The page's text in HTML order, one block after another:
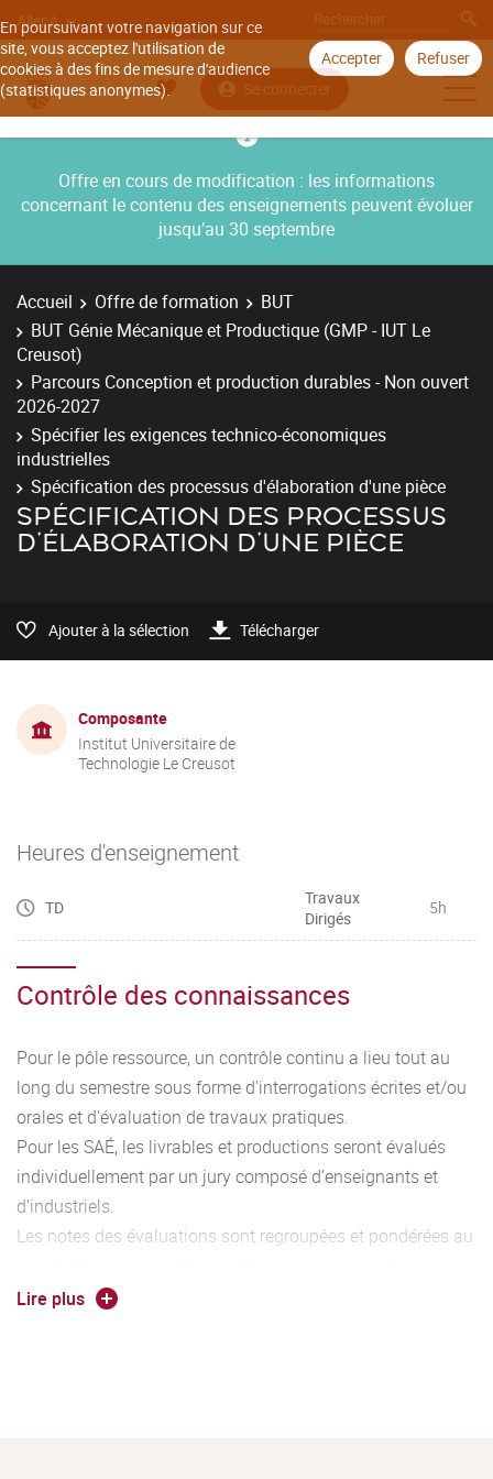
En poursuivant votre navigation sur ce
site, vous acceptez l'utilisation de
cookies à des fins de mesure d'audience
(statistiques anonymes).
Accepter Refuser
Aller à
Se connecter
Offre en cours de modification : les informations
concernant le contenu des enseignements peuvent évoluer
jusqu’au 30 septembre
Accueil Offre de formation
BUT
BUT Génie Mécanique et Productique (GMP - IUT Le
Creusot)
Parcours Conception et production durables - Non ouvert
2026-2027
Spécifier les exigences technico-économiques
industrielles
Spécification des processus d'élaboration d'une pièce
SPÉCIFICATION DES PROCESSUS
D'ÉLABORATION D'UNE PIÈCE
Ajouter à la sélection Télécharger
Composante
Institut Universitaire de
Technologie Le Creusot
Heures d'enseignement
TD
Travaux
Dirigés
5h
Contrôle des connaissances
Pour le pôle ressource, un contrôle continu a lieu tout au
long du semestre sous forme d'interrogations écrites et/ou
orales et d'évaluation de travaux pratiques.
Pour les SAÉ, les livrables et productions seront évalués
individuellement par un jury composé d’enseignants et
d’industriels.
Les notes des évaluations sont regroupées et pondérées au
permettant l’acquisition de 5 compétences caractéristiques
Lire plus